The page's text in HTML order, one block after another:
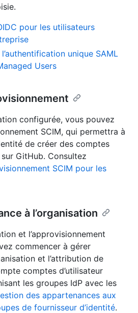
pour les utilisateurs
unique SAML
Users
configurée, vous pouvez
SCIM, qui permettra à
de créer des comptes
GitHub. Consultez
SCIM pour les
à l’organisation
et l’approvisionnement
commencer à gérer
et l’attribution de
comptes d’utilisateur
les groupes IdP avec les
des appartenances aux
de fournisseur d’identité.